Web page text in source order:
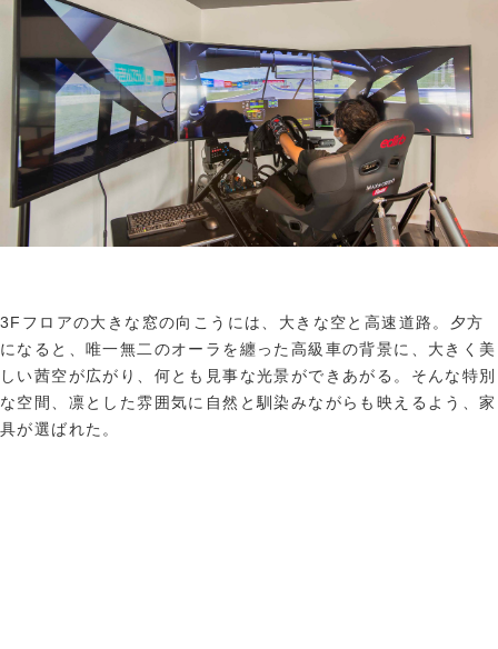
3Fフロアの大きな窓の向こうには、大きな空と高速道路。夕方
になると、唯一無二のオーラを纏った高級車の背景に、大きく美
しい茜空が広がり、何とも見事な光景ができあがる。そんな特別
な空間、凛とした雰囲気に自然と馴染みながらも映えるよう、家
具が選ばれた。